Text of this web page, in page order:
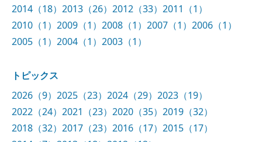
2014（18） 2013（26） 2012（33） 2011（1）
2010（1） 2009（1） 2008（1） 2007（1） 2006（1）
2005（1） 2004（1） 2003（1）
トピックス
2026（9） 2025（23） 2024（29） 2023（19）
2022（24） 2021（23） 2020（35） 2019（32）
2018（32） 2017（23） 2016（17） 2015（17）